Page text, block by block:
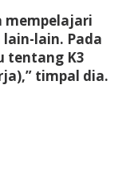
mempelajari
lain. Pada
tentang K3
timpal dia.